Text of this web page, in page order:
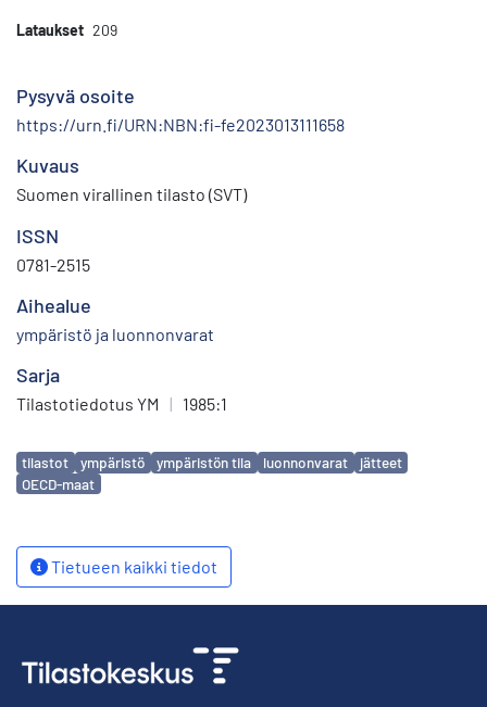
Lataukset 209
Pysyvä osoite
https://urn.fi/URN:NBN:fi-fe2023013111658
Kuvaus
Suomen virallinen tilasto (SVT)
ISSN
0781-2515
Aihealue
ympäristö ja luonnonvarat
Sarja
Tilastotiedotus YM | 1985:1
Avainsanat
tilastot ympäristö ympäristön tila luonnonvarat
jätteet
OECD-maat
Tietueen kaikki tiedot